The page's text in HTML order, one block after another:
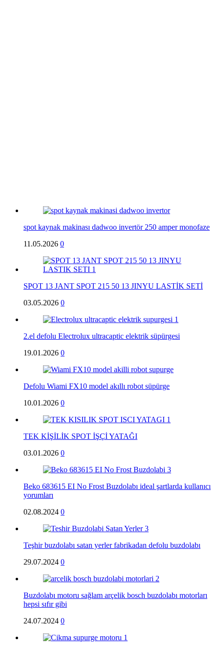
spot kaynak makinası dadwoo invertör 250 amper monofaze
11.05.2026 0
SPOT 13 JANT SPOT 215 50 13 JINYU LASTİK SETİ
03.05.2026 0
2.el defolu Electrolux ultracaptic elektrik süpürgesi
19.01.2026 0
Defolu Wiami FX10 model akıllı robot süpürge
10.01.2026 0
TEK KİŞİLİK SPOT İŞÇİ YATAĞI
03.01.2026 0
Beko 683615 EI No Frost Buzdolabı ideal şartlarda kullanıcı
yorumları
02.08.2024 0
Teşhir buzdolabı satan yerler fabrikadan defolu buzdolabı
29.07.2024 0
Buzdolabı motoru sağlam arçelik bosch buzdolabı motorları
hepsi sıfır gibi
24.07.2024 0